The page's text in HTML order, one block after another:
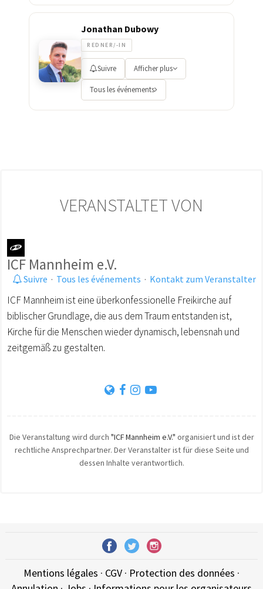
Jonathan Dubowy
REDNER/-IN
Suivre Afficher plus
Tous les événements
VERANSTALTET VON
ICF Mannheim e.V.
Suivre · Tous les événements · Kontakt zum Veranstalter
ICF Mannheim ist eine überkonfessionelle Freikirche auf
biblischer Grundlage, die aus dem Traum entstanden ist,
Kirche für die Menschen wieder dynamisch, lebensnah und
zeitgemäß zu gestalten.
Die Veranstaltung wird durch "ICF Mannheim e.V." organisiert und ist der
rechtliche Ansprechpartner. Der Veranstalter ist für diese Seite und
dessen Inhalte verantwortlich.
Mentions légales · CGV· Protection des données ·